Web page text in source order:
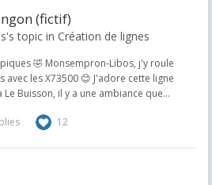
(fictif)
topic in Création de lignes
🤣 Monsempron-Libos, j'y roule
les X73500 😊 J'adore cette ligne
Buisson, il y a une ambiance que...
12